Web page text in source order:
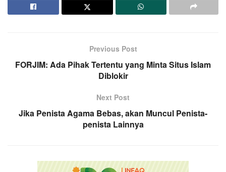
Previous Post
FORJIM: Ada Pihak Tertentu yang Minta Situs Islam
Diblokir
Next Post
Jika Penista Agama Bebas, akan Muncul Penista-
penista Lainnya